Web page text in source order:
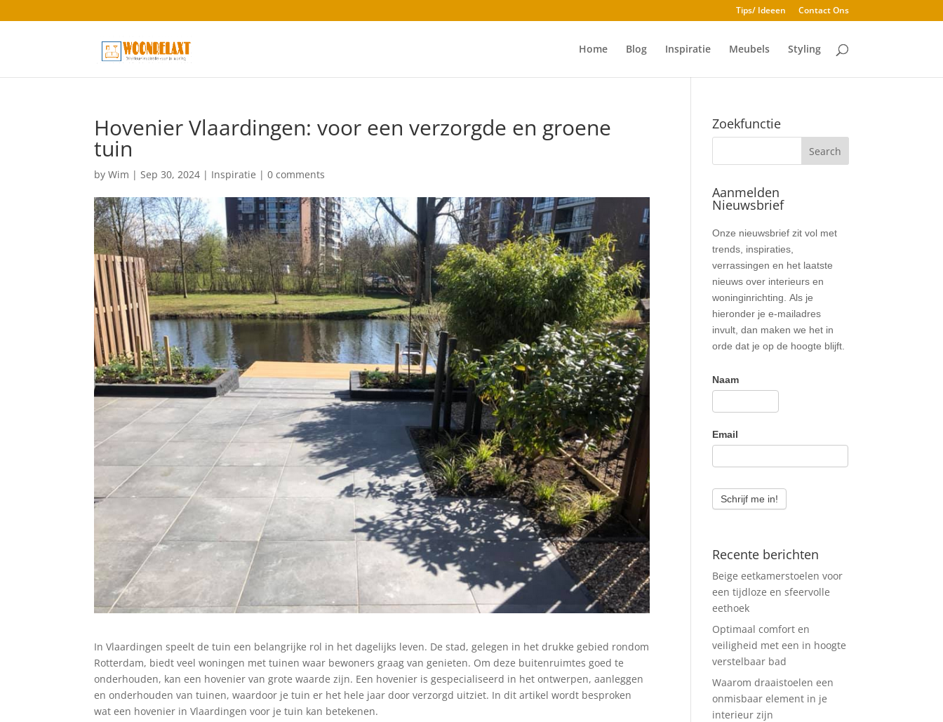
Tips/ Ideeen Contact Ons
Home Blog Inspiratie Meubels Styling
Hovenier Vlaardingen: voor een verzorgde en groene
tuin
byWim |Sep 30, 2024 | Inspiratie |0 comments
In Vlaardingen speelt de tuin een belangrijke rol in het dagelijks leven. De stad, gelegen in het drukke gebied rondom
Rotterdam, biedt veel woningen met tuinen waar bewoners graag van genieten. Om deze buitenruimtes goed te
onderhouden, kan een hovenier van grote waarde zijn. Een hovenier is gespecialiseerd in het ontwerpen, aanleggen
en onderhouden van tuinen, waardoor je tuin er het hele jaar door verzorgd uitziet. In dit artikel wordt besproken
wat een hovenier in Vlaardingen voor je tuin kan betekenen.
Zoekfunctie
Aanmelden
Nieuwsbrief
Onze nieuwsbrief zit vol met
trends, inspiraties,
verrassingen en het laatste
nieuws over interieurs en
woninginrichting. Als je
hieronder je e-mailadres
invult, dan maken we het in
orde dat je op de hoogte blijft.
Naam
Email
Schrijf me in!
Recente berichten
Beige eetkamerstoelen voor
een tijdloze en sfeervolle
eethoek
Optimaal comfort en
veiligheid met een in hoogte
verstelbaar bad
Waarom draaistoelen een
onmisbaar element in je
interieur zijn